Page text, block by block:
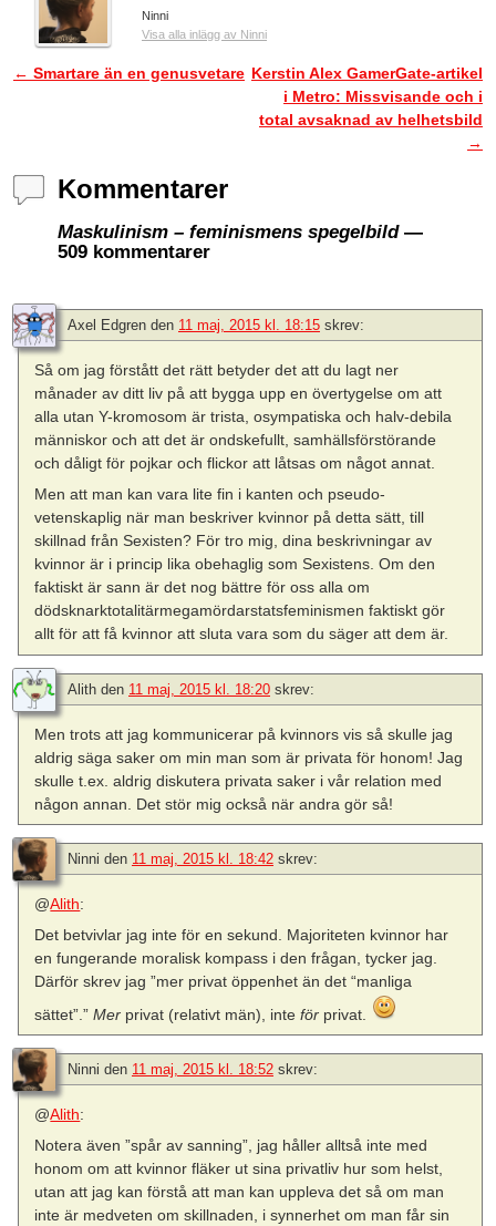
Ninni
Visa alla inlägg av Ninni
Inläggsnavigering
← Smartare än en genusvetare Kerstin Alex GamerGate-artikel
i Metro: Missvisande och i
total avsaknad av helhetsbild
→
Kommentarer
Maskulinism – feminismens spegelbild—
509 kommentarer
Axel Edgren den 11 maj, 2015 kl. 18:15 skrev:
Så om jag förstått det rätt betyder det att du lagt ner
månader av ditt liv på att bygga upp en övertygelse om att
alla utan Y-kromosom är trista, osympatiska och halv-debila
människor och att det är ondskefullt, samhällsförstörande
och dåligt för pojkar och flickor att låtsas om något annat.
Men att man kan vara lite fin i kanten och pseudo-
vetenskaplig när man beskriver kvinnor på detta sätt, till
skillnad från Sexisten? För tro mig, dina beskrivningar av
kvinnor är i princip lika obehaglig som Sexistens. Om den
faktiskt är sann är det nog bättre för oss alla om
dödsknarktotalitärmegamördarstatsfeminismen faktiskt gör
allt för att få kvinnor att sluta vara som du säger att dem är.
Alith den 11 maj, 2015 kl. 18:20 skrev:
Men trots att jag kommunicerar på kvinnors vis så skulle jag
aldrig säga saker om min man som är privata för honom! Jag
skulle t.ex. aldrig diskutera privata saker i vår relation med
någon annan. Det stör mig också när andra gör så!
Ninni den 11 maj, 2015 kl. 18:42 skrev:
@Alith:
Det betvivlar jag inte för en sekund. Majoriteten kvinnor har
en fungerande moralisk kompass i den frågan, tycker jag.
Därför skrev jag ”mer privat öppenhet än det “manliga
sättet”.”Mer privat (relativt män), inteför privat.
Ninni den 11 maj, 2015 kl. 18:52 skrev:
@Alith:
Notera även ”spår av sanning”, jag håller alltså inte med
honom om att kvinnor fläker ut sina privatliv hur som helst,
utan att jag kan förstå att man kan uppleva det så om man
inte är medveten om skillnaden, i synnerhet om man får sin